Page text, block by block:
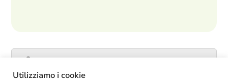
Utilizziamo i cookie